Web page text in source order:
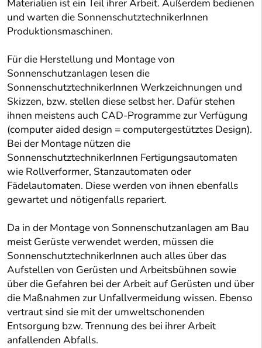
Materialien ist ein Teil ihrer Arbeit. Außerdem bedienen
und warten die SonnenschutztechnikerInnen
Produktionsmaschinen.
Für die Herstellung und Montage von
Sonnenschutzanlagen lesen die
SonnenschutztechnikerInnen Werkzeichnungen und
Skizzen, bzw. stellen diese selbst her. Dafür stehen
ihnen meistens auch CAD-Programme zur Verfügung
(computer aided design = computergestütztes Design).
Bei der Montage nützen die
SonnenschutztechnikerInnen Fertigungsautomaten
wie Rollverformer, Stanzautomaten oder
Fädelautomaten. Diese werden von ihnen ebenfalls
gewartet und nötigenfalls repariert.
Da in der Montage von Sonnenschutzanlagen am Bau
meist Gerüste verwendet werden, müssen die
SonnenschutztechnikerInnen auch alles über das
Aufstellen von Gerüsten und Arbeitsbühnen sowie
über die Gefahren bei der Arbeit auf Gerüsten und über
die Maßnahmen zur Unfallvermeidung wissen. Ebenso
vertraut sind sie mit der umweltschonenden
Entsorgung bzw. Trennung des bei ihrer Arbeit
anfallenden Abfalls.